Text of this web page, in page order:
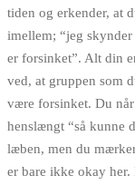
tiden og erkender, at
imellem; “jeg
er forsinket”. Alt din
ved, at gruppen som
være forsinket. Du
henslængt “så kunne
læben, men du
er bare ikke okay